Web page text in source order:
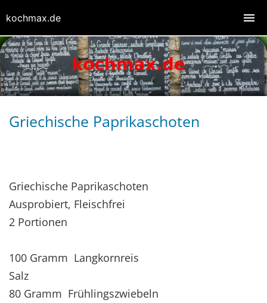
Griechische Paprikaschoten
Griechische Paprikaschoten
Ausprobiert, Fleischfrei
2 Portionen
100 Gramm Langkornreis
Salz
80 Gramm Frühlingszwiebeln
kochmax.de